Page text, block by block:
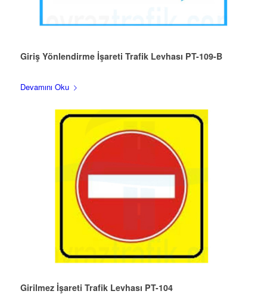
Giriş Yönlendirme İşareti Trafik Levhası PT-109-B
Devamını Oku
Girilmez İşareti Trafik Levhası PT-104